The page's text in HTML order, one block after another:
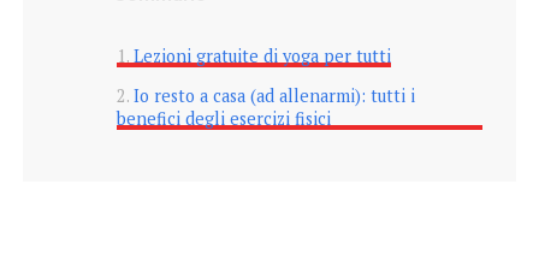
Lezioni gratuite di yoga per tutti
Io resto a casa (ad allenarmi): tutti i
benefici degli esercizi fisici